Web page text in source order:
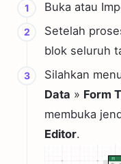
Buka atau
Setelah
blok seluruh
Silahkan
Data » Form
membuka
Editor.